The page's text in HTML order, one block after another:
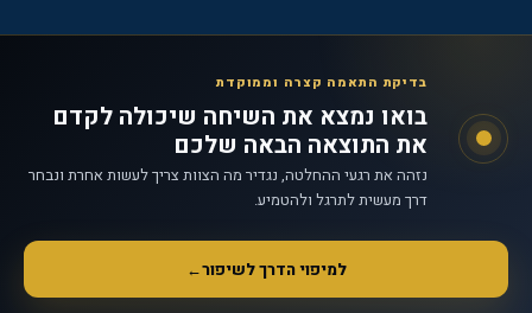
בדיקת התאמה קצרה וממוקדת
בואו נמצא את השיחה שיכולה לקדם
את התוצאה הבאה שלכם
נזהה את רגעי ההחלטה, נגדיר מה הצוות צריך לעשות אחרת ונבחר
דרך מעשית לתרגל ולהטמיע.
למיפוי הדרך לשיפור←